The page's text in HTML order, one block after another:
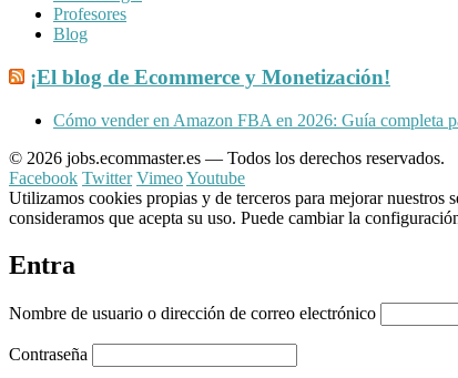
Profesores
Blog
¡El blog de Ecommerce y Monetización!
Cómo vender en Amazon FBA en 2026: Guía completa
© 2026 jobs.ecommaster.es — Todos los derechos reservados.
Facebook Twitter VimeoYoutube
Utilizamos cookies propias y de terceros para mejorar nuestros
consideramos que acepta su uso. Puede cambiar la
Entra
Nombre de usuario o dirección de correo electrónico
Contraseña